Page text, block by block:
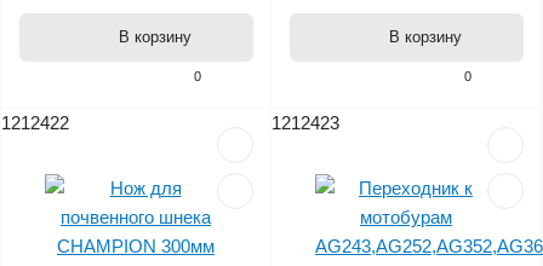
0
В корзину
0
В корзину
1212422 1212423